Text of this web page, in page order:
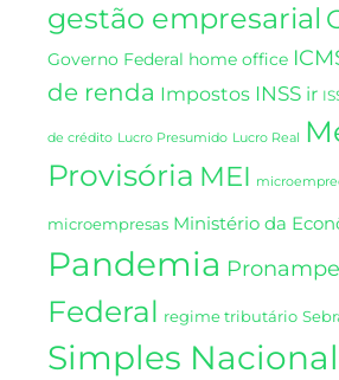
gestão empresarial
Governo Federal home office
de renda Impostos INSS ir
de crédito Lucro Presumido Lucro Real
Provisória MEI
microempresas Ministério da
Pandemia Pronampe
Federal regime tributário
Simples Nacional